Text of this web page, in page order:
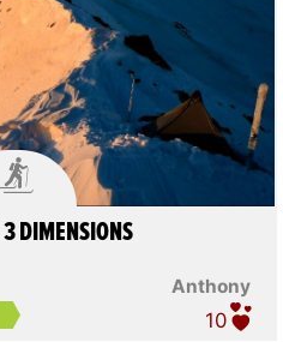
Anthony
3 DIMENSIONS
10